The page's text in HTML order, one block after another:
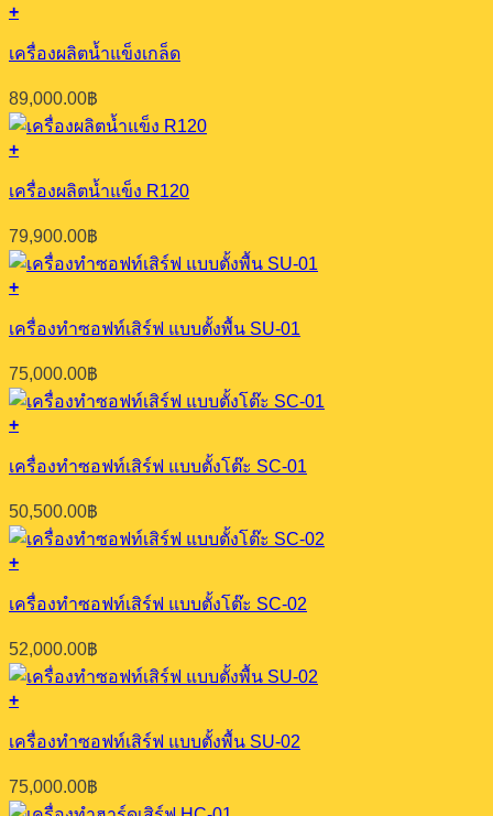
+
เครื่องผลิตน้ำแข็งเกล็ด
89,000.00฿
+
เครื่องผลิตน้ำแข็ง R120
79,900.00฿
+
เครื่องทำซอฟท์เสิร์ฟ แบบตั้งพื้น SU-01
75,000.00฿
+
เครื่องทำซอฟท์เสิร์ฟ แบบตั้งโต๊ะ SC-01
50,500.00฿
+
เครื่องทำซอฟท์เสิร์ฟ แบบตั้งโต๊ะ SC-02
52,000.00฿
+
เครื่องทำซอฟท์เสิร์ฟ แบบตั้งพื้น SU-02
75,000.00฿